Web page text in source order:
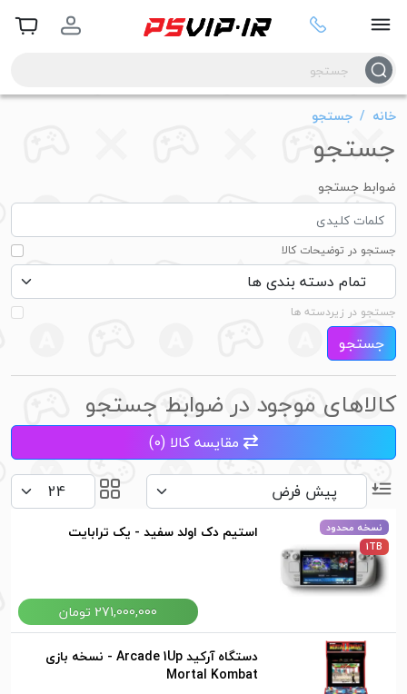
خانه جستجو
جستجو
ضوابط جستجو
جستجو در توضیحات کالا
جستجو در زیردسته ها
جستجو
کالاهای موجود در ضوابط جستجو
مقایسه کالا (0)
نسخه محدود
1TB
استیم دک اولد سفید - یک ترابایت
271,000,000 تومان
دستگاه آرکید Arcade 1Up - نسخه بازی
Mortal Kombat